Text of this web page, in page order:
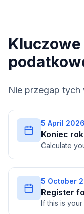
Nie przegap
5 April 2026
Koniec
Calculate
5 October
Register
If this is